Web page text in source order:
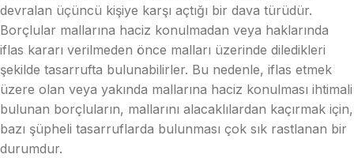
devralan üçüncü kişiye karşı açtığı bir dava türüdür.
Borçlular mallarına haciz konulmadan veya haklarında
iflas kararı verilmeden önce malları üzerinde diledikleri
şekilde tasarrufta bulunabilirler. Bu nedenle, iflas etmek
üzere olan veya yakında mallarına haciz konulması ihtimali
bulunan borçluların, mallarını alacaklılardan kaçırmak için,
bazı şüpheli tasarruflarda bulunması çok sık rastlanan bir
durumdur.